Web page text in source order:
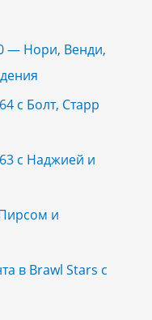
— Нори, Венди,
с Болт, Старр
с Наджией и
и
в Brawl Stars с